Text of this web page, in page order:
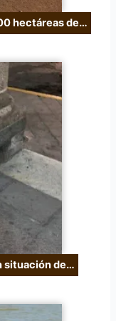
hectáreas de…
situación de…